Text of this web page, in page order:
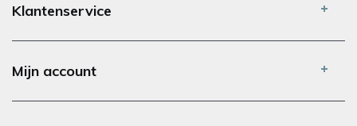
Klantenservice
Mijn account